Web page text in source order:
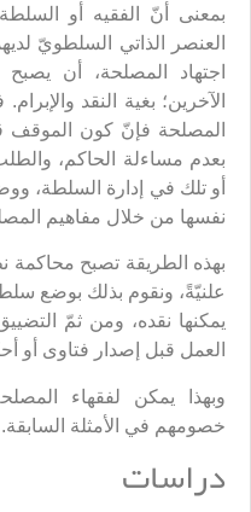
بمعنى أنّ الفقيه أو
العنصر الذاتي السلطويّ
اجتهاد المصلحة، أن
الآخرين؛ بغية النقد
المصلحة فإنّ كون الموقف
بعدم مساءلة الحاكم،
أو تلك في إدارة السلطة،
نفسها من خلال مفاهيم
بهذه الطريقة تصبح محاكمة
علنيّةً، ونقوم بذلك بوضع
يمكنها نقده، ومن ثمّ
العمل قبل إصدار فتاوى أو
وبهذا يمكن لفقهاء
خصومهم في الأمثلة السابقة.
دراسات